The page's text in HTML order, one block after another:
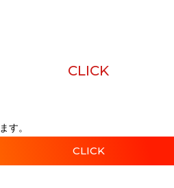
CLICK
す。
CLICK